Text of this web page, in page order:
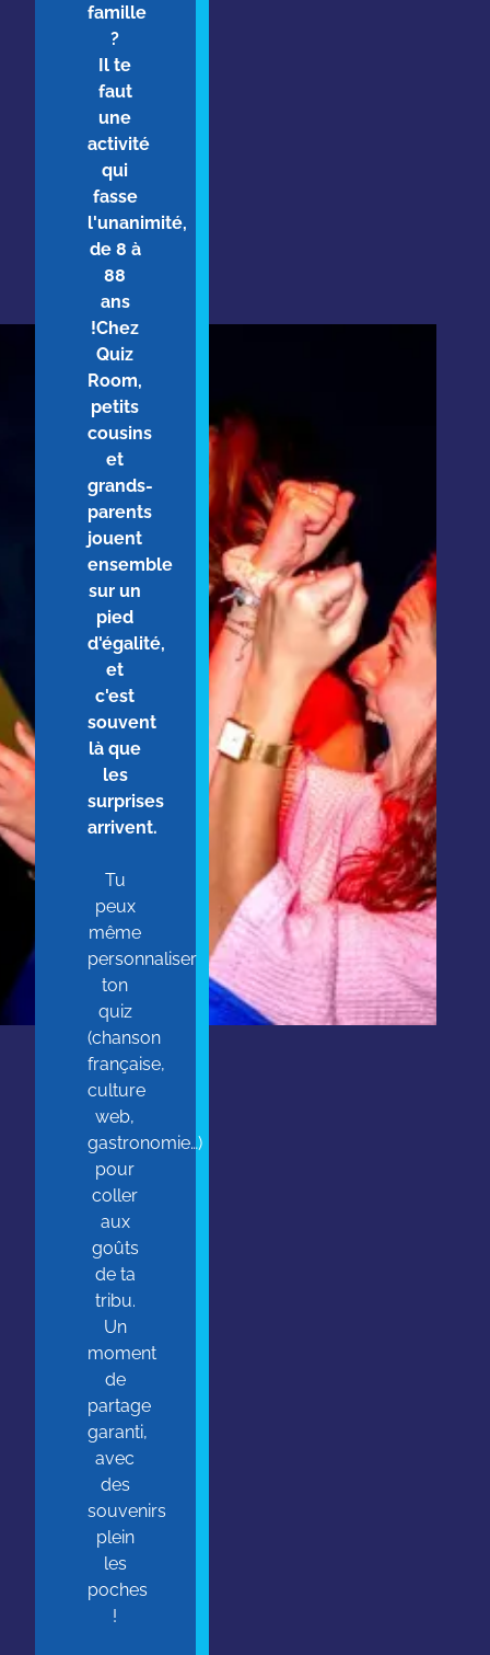
famille
?
Il te
faut
une
activité
qui
fasse
l'unanimité,
de 8 à
88
ans
!Chez
Quiz
Room,
petits
cousins
et
grands-
parents
jouent
ensemble
sur un
pied
d'égalité,
et
c'est
souvent
là que
les
surprises
arrivent.
Tu
peux
même
personnaliser
ton
quiz
(chanson
française,
culture
web,
gastronomie…)
pour
coller
aux
goûts
de ta
tribu.
Un
moment
de
partage
garanti,
avec
des
souvenirs
plein
les
poches
!